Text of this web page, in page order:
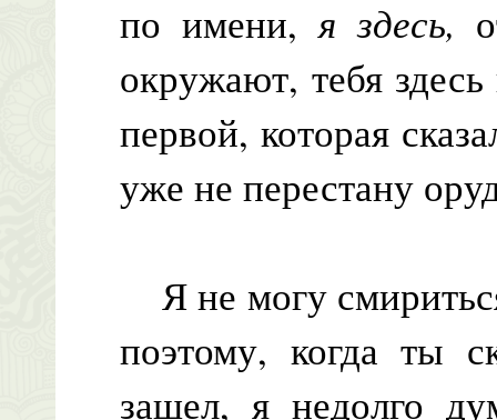
по имени,я здесь,
окружают, тебя
первой, которая
уже не перестану
Я не могу
поэтому, когда ты
зашел, я недолго